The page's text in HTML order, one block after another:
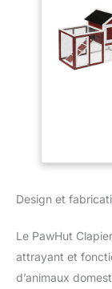
Design et
Le PawHut
attrayant et
d’animaux